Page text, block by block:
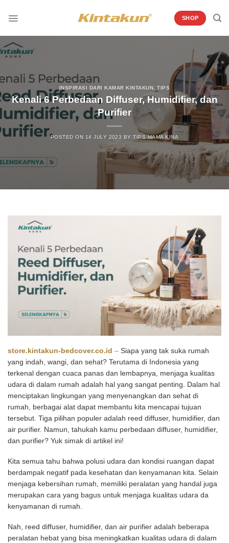
SHOP
INSPIRASI DARI KAMAR KINTAKUN ,TIPS
Kenali 6 Perbedaan Diffuser, Humidifier, dan
Purifier
POSTED ON 14 JULY 2023 BYTIPS MAMA KINA
store.kintakun-bedcover.co.id – Siapa yang tak suka rumah
yang indah, wangi, dan sehat? Terutama di Indonesia yang
terkenal dengan cuaca panas dan lembapnya, menjaga kualitas
udara di dalam rumah adalah hal yang sangat penting. Dalam hal
menciptakan lingkungan yang menyenangkan dan sehat di
rumah, berbagai alat dapat membantu kita mencapai tujuan
tersebut. Tiga pilihan populer adalah reed diffuser, humidifier, dan
air purifier. Namun, tahukah kamu perbedaan diffuser, humidifier,
dan purifier? Yuk simak di artikel ini!
Kita semua tahu bahwa polusi udara dan kondisi ruangan dapat
berdampak negatif pada kesehatan dan kenyamanan kita. Selain
menjaga kebersihan rumah, memiliki peralatan yang handal juga
merupakan cara yang bagus untuk menjaga kualitas udara da
kenyamanan di rumah.
Nah, reed diffuser, humidifier, dan air purifier adalah beberapa
peralatan hebat yang bisa meningkatkan kualitas udara di dalam